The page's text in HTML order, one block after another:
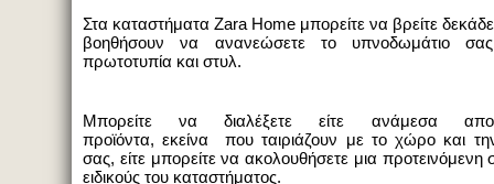
Στα καταστήματα Zara Home μπορείτε να βρείτε
βοηθήσουν να ανανεώσετε το υπνοδωμάτιο
πρωτοτυπία και στυλ.
Μπορείτε να διαλέξετε είτε ανάμεσα
προϊόντα, εκείνα που ταιριάζουν με το χώρο και
σας, είτε μπορείτε να ακολουθήσετε μια
ειδικούς του καταστήματος.